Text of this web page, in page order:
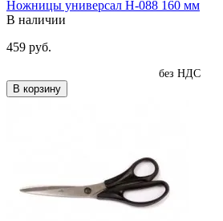
Ножницы универсал Н-088 160 мм
В наличии
459 руб.
без НДС
В корзину